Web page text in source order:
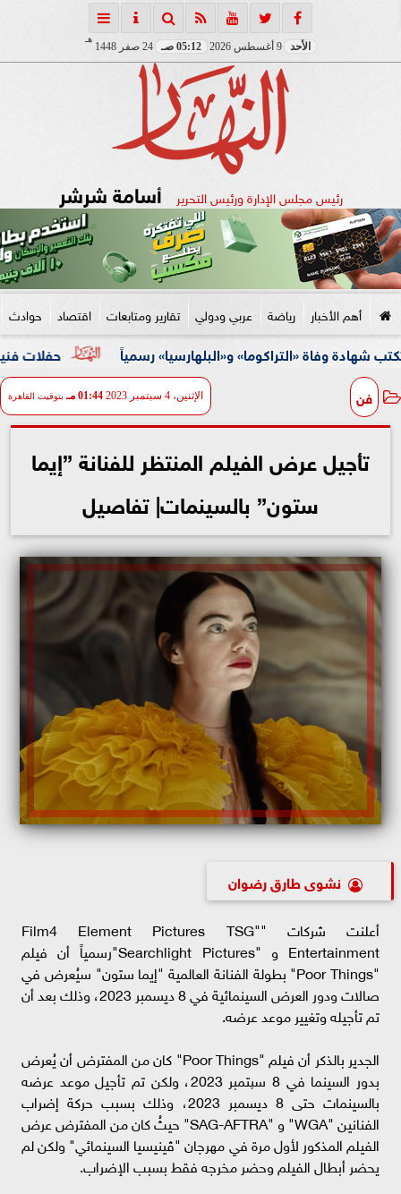
الأحد 05:12 صـ 24 صفر 1448
هـ
رئيس مجلس الإدارة ورئيس التحرير أسامة شرشر
أهم الأخبار رياضة عربي ودولي تقارير ومتابعات اقتصاد حوادث
حفلات فنية وأنشطة «التراكوما» و«البلهارسيا» رسمياً
فن الإثنين، 4 سبتمبر 2023 01:44 مـ بتوقيت القاهرة
تأجيل عرض الفيلم المنتظر للفنانة ”إيما
ستون” بالسينمات| تفاصيل
نشوى طارق رضوان
أعلنت شركات ""Film4 Element Pictures TSG
Entertainment و "Searchlight Pictures"رسمياً أن فيلم
"Poor Things" بطولة الفنانة العالمية "إيما ستون" سيُعرض في
صالات ودور العرض السينمائية في 8 ديسمبر 2023، وذلك بعد أن
تم تأجيله وتغيير موعد عرضه.
الجدير بالذكر أن فيلم "Poor Things" كان من المفترض أن يُعرض
بدور السينما في 8 سپتمبر 2023، ولكن تم تأجيل موعد عرضه
بالسينمات حتى 8 ديسمبر 2023، وذلك بسبب حركة إضراب
الفنانين "WGA" و "SAG-AFTRA" حيثُ كان من المفترض عرض
الفيلم المذكور لأول مرة في مهرجان "ڤينيسيا السينمائي" ولكن لم
يحضر أبطال الفيلم وحضر مخرجه فقط بسبب الإضراب.